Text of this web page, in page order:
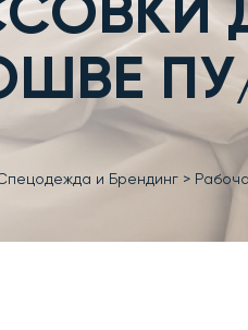
и Брендинг >